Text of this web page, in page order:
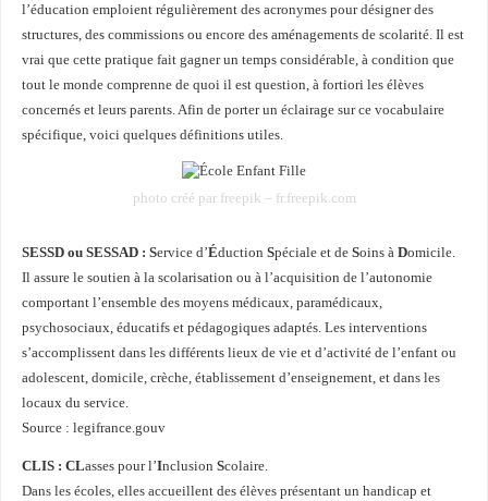
l’éducation emploient régulièrement des acronymes pour désigner des
structures, des commissions ou encore des aménagements de scolarité. Il est
vrai que cette pratique fait gagner un temps considérable, à condition que
tout le monde comprenne de quoi il est question, à fortiori les élèves
concernés et leurs parents. Afin de porter un éclairage sur ce vocabulaire
spécifique, voici quelques définitions utiles.
photo créé par freepik – fr.freepik.com
SESSD ou SESSAD : Service d’Éduction Spéciale et de Soins à Domicile.
Il assure le soutien à la scolarisation ou à l’acquisition de l’autonomie
comportant l’ensemble des moyens médicaux, paramédicaux,
psychosociaux, éducatifs et pédagogiques adaptés. Les interventions
s’accomplissent dans les différents lieux de vie et d’activité de l’enfant ou
adolescent, domicile, crèche, établissement d’enseignement, et dans les
locaux du service.
Source : legifrance.gouv
CLIS : CLasses pour l’Inclusion Scolaire.
Dans les écoles, elles accueillent des élèves présentant un handicap et